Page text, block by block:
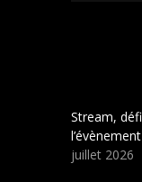
Stream,
juillet 2026